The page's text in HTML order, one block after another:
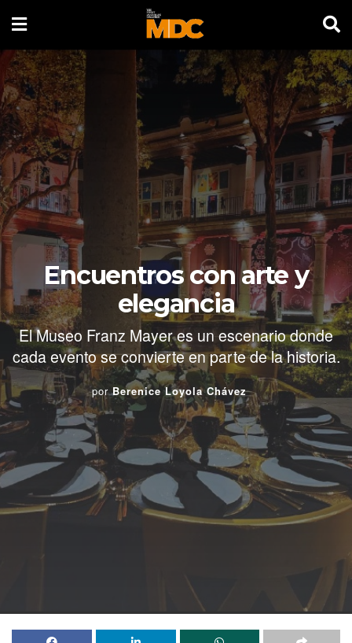
Encuentros con arte y
elegancia
El Museo Franz Mayer es un escenario donde
cada evento se convierte en parte de la historia.
por Berenice Loyola Chávez